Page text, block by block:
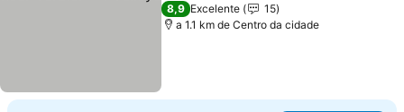
8,9 Excelente
15
a 1.1 km de Centro da cidade